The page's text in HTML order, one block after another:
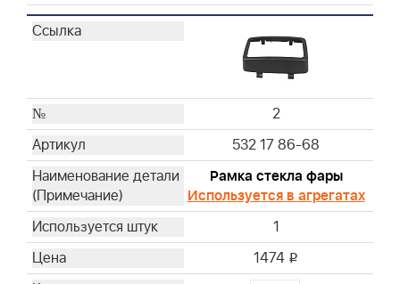
2
532 17 86-68
Рамка стекла фары
Используется в агрегатах
1
1474 i